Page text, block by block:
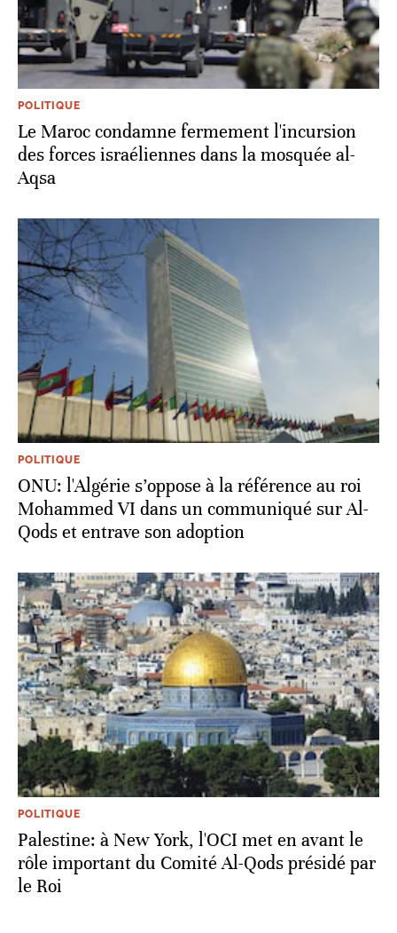
POLITIQUE
Le Maroc condamne fermement l'incursion
des forces israéliennes dans la mosquée al-
Aqsa
POLITIQUE
ONU: l'Algérie s’oppose à la référence au roi
Mohammed VI dans un communiqué sur Al-
Qods et entrave son adoption
POLITIQUE
Palestine: à New York, l'OCI met en avant le
rôle important du Comité Al-Qods présidé par
le Roi